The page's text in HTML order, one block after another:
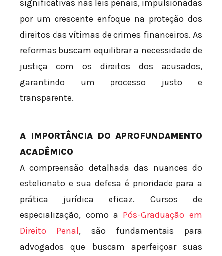
significativas nas leis penais, impulsionadas
por um crescente enfoque na proteção dos
direitos das vítimas de crimes financeiros. As
reformas buscam equilibrar a necessidade de
justiça com os direitos dos acusados,
garantindo um processo justo e
transparente.
A IMPORTÂNCIA DO APROFUNDAMENTO
ACADÊMICO
A compreensão detalhada das nuances do
estelionato e sua defesa é prioridade para a
prática jurídica eficaz. Cursos de
especialização, como a Pós-Graduação em
Direito Penal, são fundamentais para
advogados que buscam aperfeiçoar suas